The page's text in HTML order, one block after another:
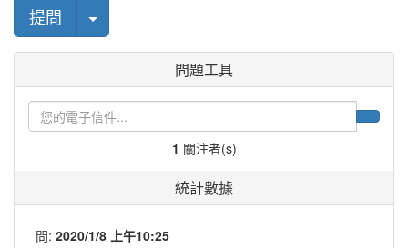
提問 Select Post
問題工具
1 關注者(s)
統計數據
問: 2020/1/8 上午10:25